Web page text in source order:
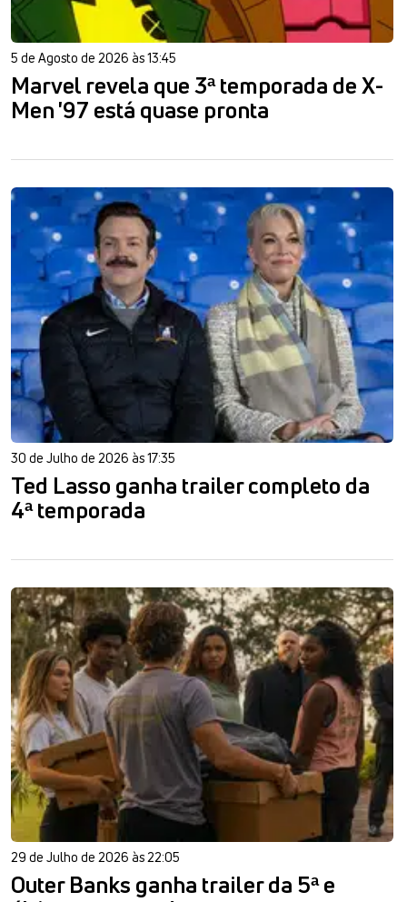
5 de Agosto de 2026 às 13:45
Marvel revela que 3ª temporada de X-
Men '97 está quase pronta
30 de Julho de 2026 às 17:35
Ted Lasso ganha trailer completo da
4ª temporada
29 de Julho de 2026 às 22:05
Outer Banks ganha trailer da 5ª e